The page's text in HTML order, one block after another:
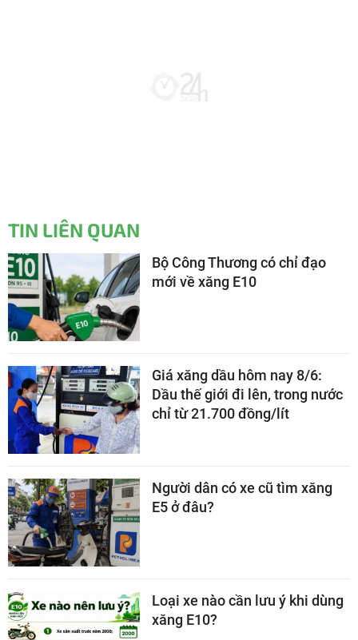
TIN LIÊN QUAN
Bộ Công Thương có chỉ đạo
mới về xăng E10
Giá xăng dầu hôm nay 8/6:
Dầu thế giới đi lên, trong nước
chỉ từ 21.700 đồng/lít
Người dân có xe cũ tìm xăng
E5 ở đâu?
Loại xe nào cần lưu ý khi dùng
xăng E10?